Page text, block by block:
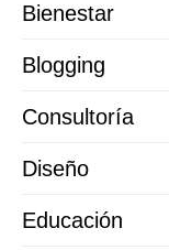
Bienestar
Blogging
Consultoría
Diseño
Educación